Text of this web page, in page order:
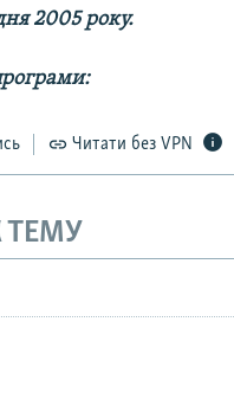
2005 року.
Читати без VPN